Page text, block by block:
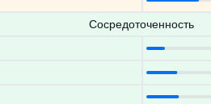
Сосредоточенность